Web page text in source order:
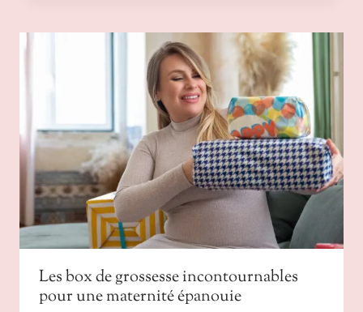
Les box de grossesse incontournables
pour une maternité épanouie